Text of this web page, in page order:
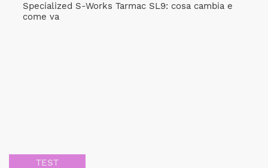
Specialized S-Works Tarmac SL9: cosa cambia e
come va
TEST